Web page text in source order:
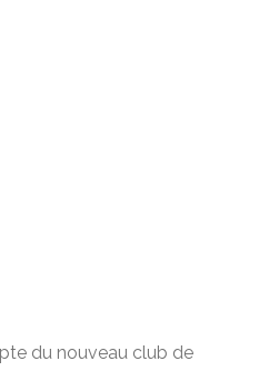
du nouveau club de